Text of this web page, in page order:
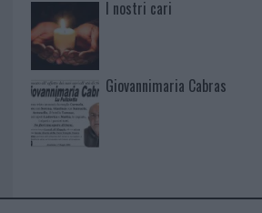
I nostri cari
Giovannimaria Cabras